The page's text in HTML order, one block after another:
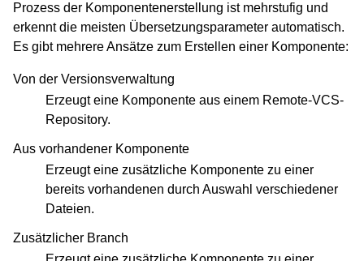
Prozess der Komponentenerstellung ist mehrstufig und
erkennt die meisten Übersetzungsparameter automatisch.
Es gibt mehrere Ansätze zum Erstellen einer Komponente:
Von der Versionsverwaltung
Erzeugt eine Komponente aus einem Remote-VCS-
Repository.
Aus vorhandener Komponente
Erzeugt eine zusätzliche Komponente zu einer
bereits vorhandenen durch Auswahl verschiedener
Dateien.
Zusätzlicher Branch